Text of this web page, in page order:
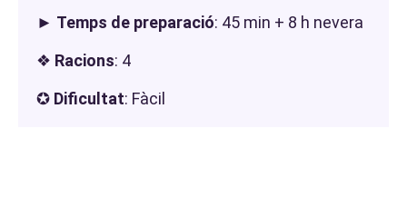
► Temps de preparació: 45 min + 8 h nevera
❖ Racions: 4
✪ Dificultat: Fàcil